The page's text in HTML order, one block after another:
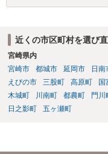
士に任せることができ、
なご負担をなくすことも
し合いを行うことができそ
することをご検討いただく
れば幸いです。
近くの市区町村を選び
宮崎県内
宮崎市
都城市 延岡市 日南
えびの市
三股町 高原町 国
木城町
川南町 都農町 門川
日之影町
五ヶ瀬町